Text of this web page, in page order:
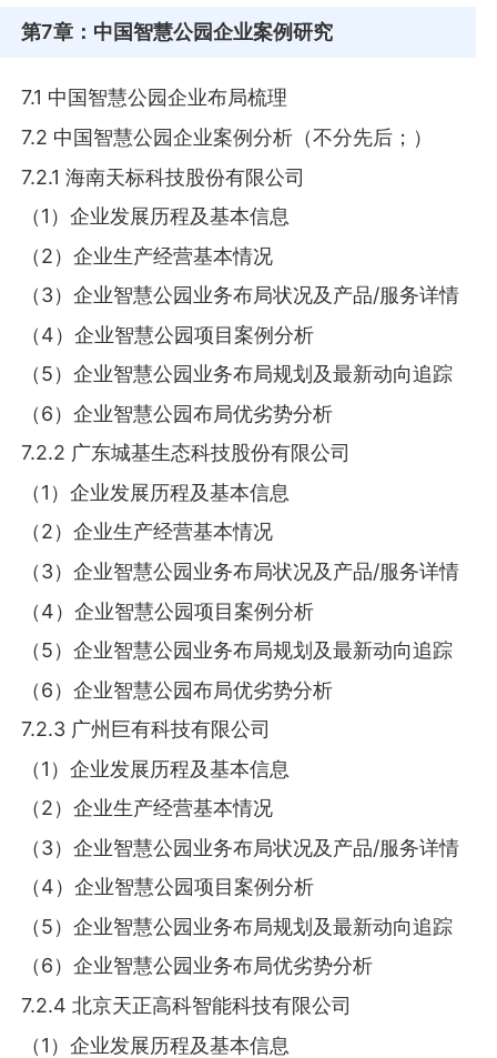
第7章 ：中国智慧公园企业案例研究
7.1 中国智慧公园企业布局梳理
7.2 中国智慧公园企业案例分析（不分先后；）
7.2.1 海南天标科技股份有限公司
（1）企业发展历程及基本信息
（2）企业生产经营基本情况
（3）企业智慧公园业务布局状况及产品/服务详情
（4）企业智慧公园项目案例分析
（5）企业智慧公园业务布局规划及最新动向追踪
（6）企业智慧公园布局优劣势分析
7.2.2 广东城基生态科技股份有限公司
（1）企业发展历程及基本信息
（2）企业生产经营基本情况
（3）企业智慧公园业务布局状况及产品/服务详情
（4）企业智慧公园项目案例分析
（5）企业智慧公园业务布局规划及最新动向追踪
（6）企业智慧公园布局优劣势分析
7.2.3 广州巨有科技有限公司
（1）企业发展历程及基本信息
（2）企业生产经营基本情况
（3）企业智慧公园业务布局状况及产品/服务详情
（4）企业智慧公园项目案例分析
（5）企业智慧公园业务布局规划及最新动向追踪
（6）企业智慧公园业务布局优劣势分析
7.2.4 北京天正高科智能科技有限公司
（1）企业发展历程及基本信息